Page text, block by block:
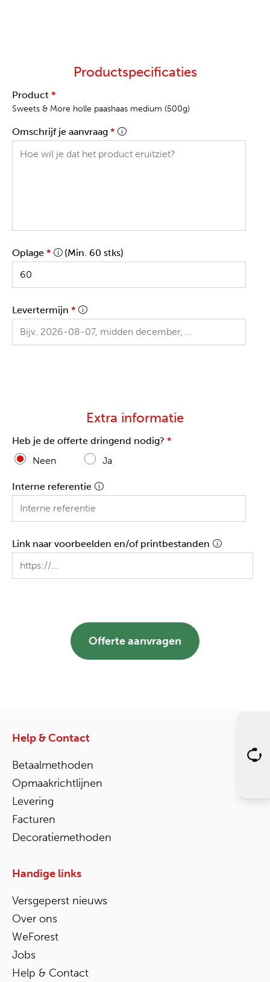
Productspecificaties
Product *
Sweets & More holle paashaas medium (500g)
Omschrijf je aanvraag *
Oplage * (Min. 60 stks)
Levertermijn *
Extra informatie
Heb je de offerte dringend nodig? *
Neen
Ja
Interne referentie
Link naar voorbeelden en/of printbestanden
Offerte aanvragen
Help & Contact
Betaalmethoden
Opmaakrichtlijnen
Levering
Facturen
Decoratiemethoden
Handige links
Versgeperst nieuws
Over ons
WeForest
Jobs
Help & Contact